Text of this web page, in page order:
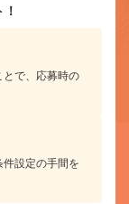
とで、応募時の
設定の手間を